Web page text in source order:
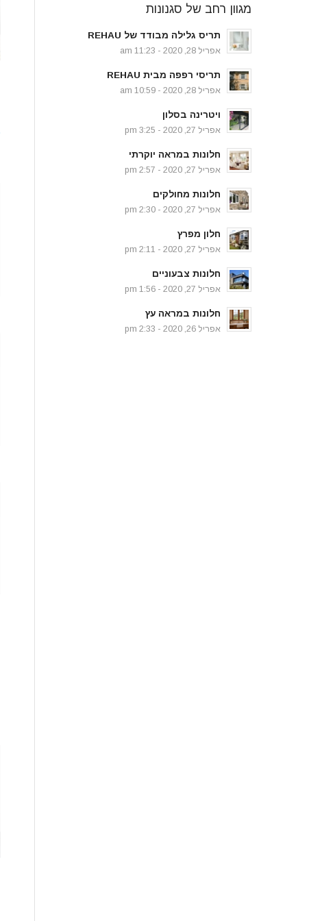
מגוון רחב של סגנונות
תריס גלילה מבודד של REHAU
אפריל 28, 2020 - 11:23 am
תריסי רפפה מבית REHAU
אפריל 28, 2020 - 10:59 am
ויטרינה בסלון
אפריל 27, 2020 - 3:25 pm
חלונות במראה יוקרתי
אפריל 27, 2020 - 2:57 pm
חלונות מחולקים
אפריל 27, 2020 - 2:30 pm
חלון מפרץ
אפריל 27, 2020 - 2:11 pm
חלונות צבעוניים
אפריל 27, 2020 - 1:56 pm
חלונות במראה עץ
אפריל 26, 2020 - 2:33 pm